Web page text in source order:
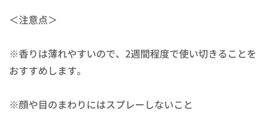
＜注意点＞
※香りは薄れやすいので、2週間程度で使い切きることを
おすすめします。
※顔や目のまわりにはスプレーしないこと